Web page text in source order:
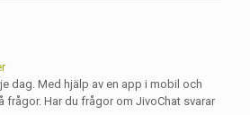
dag. Med hjälp av en app i mobil och
frågor. Har du frågor om JivoChat svarar